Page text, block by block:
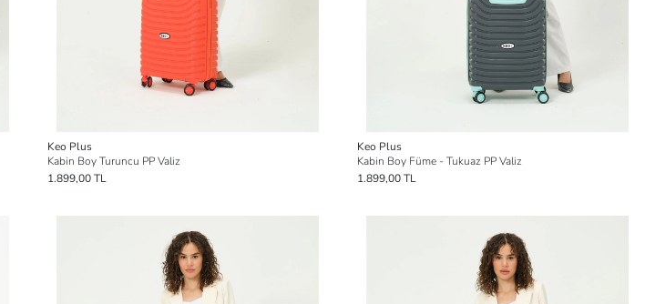
Keo Plus
Kabin Boy Turuncu PP Valiz
1.899,00 TL
Keo Plus
Kabin Boy Füme - Tukuaz PP Valiz
1.899,00 TL